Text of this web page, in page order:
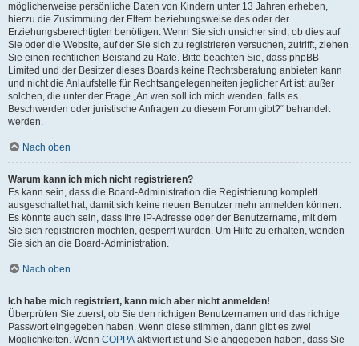
möglicherweise persönliche Daten von Kindern unter 13 Jahren erheben,
hierzu die Zustimmung der Eltern beziehungsweise des oder der
Erziehungsberechtigten benötigen. Wenn Sie sich unsicher sind, ob dies auf
Sie oder die Website, auf der Sie sich zu registrieren versuchen, zutrifft, ziehen
Sie einen rechtlichen Beistand zu Rate. Bitte beachten Sie, dass phpBB
Limited und der Besitzer dieses Boards keine Rechtsberatung anbieten kann
und nicht die Anlaufstelle für Rechtsangelegenheiten jeglicher Art ist; außer
solchen, die unter der Frage „An wen soll ich mich wenden, falls es
Beschwerden oder juristische Anfragen zu diesem Forum gibt?“ behandelt
werden.
Nach oben
Warum kann ich mich nicht registrieren?
Es kann sein, dass die Board-Administration die Registrierung komplett
ausgeschaltet hat, damit sich keine neuen Benutzer mehr anmelden können.
Es könnte auch sein, dass Ihre IP-Adresse oder der Benutzername, mit dem
Sie sich registrieren möchten, gesperrt wurden. Um Hilfe zu erhalten, wenden
Sie sich an die Board-Administration.
Nach oben
Ich habe mich registriert, kann mich aber nicht anmelden!
Überprüfen Sie zuerst, ob Sie den richtigen Benutzernamen und das richtige
Passwort eingegeben haben. Wenn diese stimmen, dann gibt es zwei
Möglichkeiten. Wenn COPPA aktiviert ist und Sie angegeben haben, dass Sie